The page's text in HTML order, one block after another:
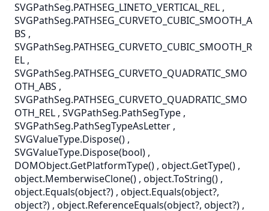
SVGPathSeg.PATHSEG_LINETO_VERTICAL_REL ,
SVGPathSeg.PATHSEG_CURVETO_CUBIC_SMOOTH_A
BS ,
SVGPathSeg.PATHSEG_CURVETO_CUBIC_SMOOTH_R
EL ,
SVGPathSeg.PATHSEG_CURVETO_QUADRATIC_SMO
OTH_ABS ,
SVGPathSeg.PATHSEG_CURVETO_QUADRATIC_SMO
OTH_REL , SVGPathSeg.PathSegType ,
SVGPathSeg.PathSegTypeAsLetter ,
SVGValueType.Dispose() ,
SVGValueType.Dispose(bool) ,
DOMObject.GetPlatformType() , object.GetType() ,
object.MemberwiseClone() , object.ToString() ,
object.Equals(object?) , object.Equals(object?,
object?) , object.ReferenceEquals(object?, object?) ,